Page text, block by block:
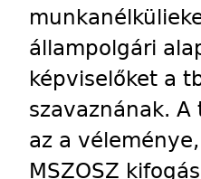
állampolgári
képviselőket a
szavaznának.
az a
MSZOSZ